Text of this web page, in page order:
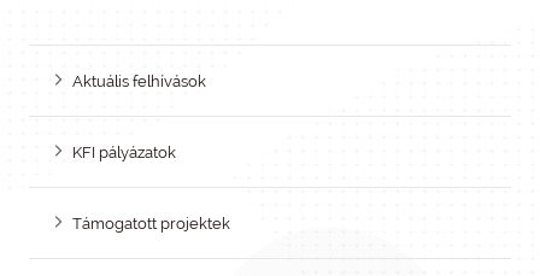
Aktuális felhívások
KFI pályázatok
Támogatott projektek